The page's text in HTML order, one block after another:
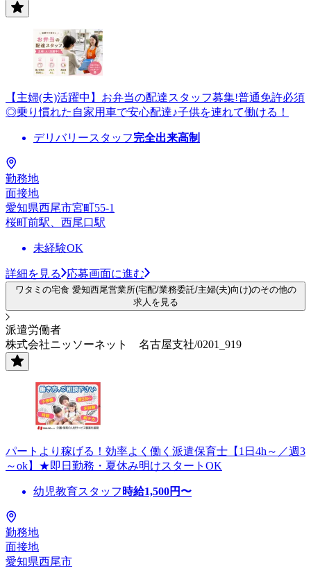
【主婦(夫)活躍中】お弁当の配達スタッフ募集!普通免許必須
◎乗り慣れた自家用車で安心配達♪子供を連れて働ける！
デリバリースタッフ完全出来高制
勤務地
面接地
愛知県西尾市宮町55-1
桜町前駅、西尾口駅
未経験OK
詳細を見る 応募画面に進む
ワタミの宅食 愛知西尾営業所(宅配/業務委託/主婦(夫)向け)のその他の
求人を見る
派遣労働者
株式会社ニッソーネット 名古屋支社/0201_919
パートより稼げる！効率よく働く派遣保育士【1日4h～／週3
～ok】★即日勤務・夏休み明けスタートOK
幼児教育スタッフ 時給1,500円〜
勤務地
面接地
愛知県西尾市